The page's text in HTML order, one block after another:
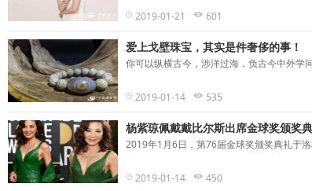
2019-01-21 601
爱上戈壁珠宝，其实是件奢侈的事！
你可以纵横古今，涉洋过海，负古今中外学
2019-01-14 535
杨紫琼佩戴戴比尔斯出席金球奖颁奖
2019年1月6日，第76届金球奖颁奖典礼于
2019-01-14 450